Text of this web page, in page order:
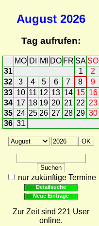
August 2026
Tag aufrufen:
MO DI MI DO FR SA SO
31
1
2
32
3 4 5 6 7 8
9
33 10 11 12 13 14 15 16
34 17 18 19 20 21 22 23
35 24 25 26 27 28 29 30
36 31
nur zukünftige Termine
Detailsuche
Neue Einträge
Zur Zeit sind 221 User
online.